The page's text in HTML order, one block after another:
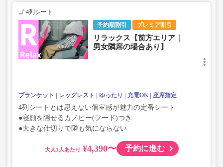
予約順割引 プレミア割引
4列シート
リラックス【前方エリア｜
男女隣席の場合あり】
ブランケット レッグレスト ゆったり 充電OK 座席指定
4列シートとは思えない個室感が魅力の定番シート
●寝顔を隠せるカノピー(フード)つき
●大きな仕切りで隣も気にならない
大人 ¥4,390〜 予約に進む